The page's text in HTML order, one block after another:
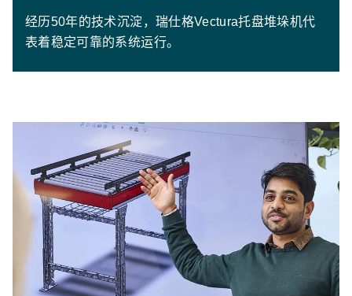
经历50年的技术沉淀，瑞仕格Vectura托盘堆垛机代
表着稳定可靠的系统运行。